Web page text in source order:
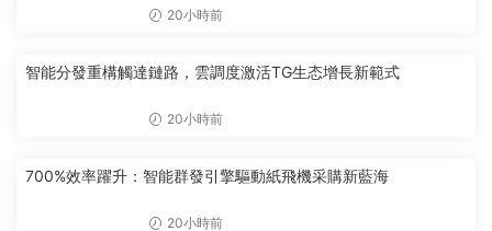
20小時前
智能分發重構觸達鏈路，雲調度激活TG生态增長新範式
20小時前
700%效率躍升：智能群發引擎驅動紙飛機采購新藍海
20小時前